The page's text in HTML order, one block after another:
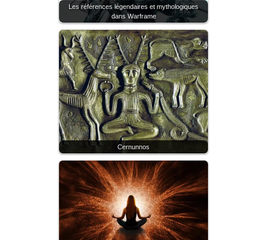
Les références légendaires et mythologiques
dans Warframe
Cernunnos